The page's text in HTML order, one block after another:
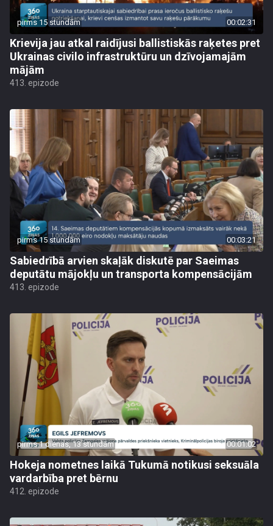
pirms 15 stundām 00:02:31
Krievija jau atkal raidījusi ballistiskās raķetes pret
Ukrainas civilo infrastruktūru un dzīvojamajām
mājām
413. epizode
pirms 15 stundām 00:03:21
Sabiedrībā arvien skaļāk diskutē par Saeimas
deputātu mājokļu un transporta kompensācijām
413. epizode
pirms 1 dienas, 13 stundām 00:01:02
Hokeja nometnes laikā Tukumā notikusi seksuāla
vardarbība pret bērnu
412. epizode